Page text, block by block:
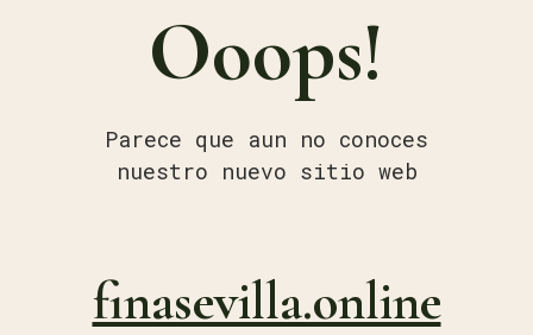
Ooops!
Parece que aun no conoces
nuestro nuevo sitio web
finasevilla.online